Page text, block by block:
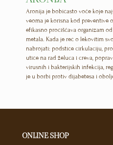
Aronija je bobičasto voće koje
veoma je korisna kod preventive
efikasno pročišćava organizam
metala. Kada je reč o lekovitim
nabrojati: podstiče cirkulaciju,
utiče na rad želuca i creva,
virusnih i bakterijskih infekcija,
je u borbi protiv dijabetesa i
ONLINE SHOP